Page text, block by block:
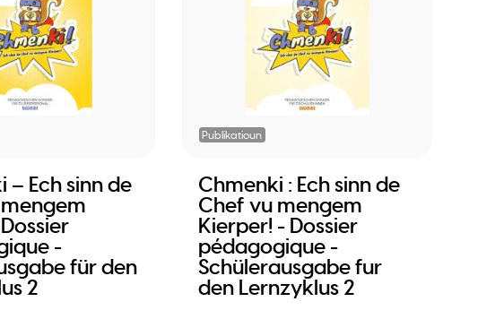
– Ech sinn de
-
für den
2
Publikatioun
Chmenki : Ech sinn de
Chef vu mengem
Kierper! - Dossier
pédagogique -
Schülerausgabe fur
den Lernzyklus 2